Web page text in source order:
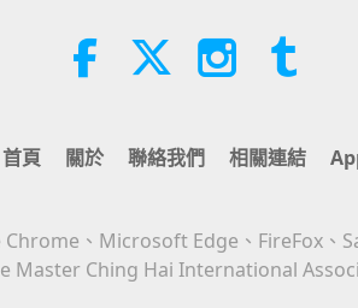
首頁 關於 聯絡我們 相關連結
Chrome、Microsoft Edge、FireFox、
Master Ching Hai International